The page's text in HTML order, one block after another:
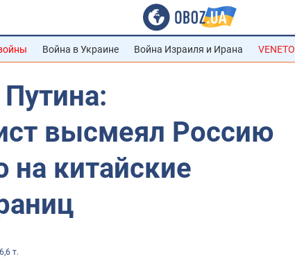
Война в Украине Война Израиля и Ирана VENETO
высмеял Россию
на китайские
т.